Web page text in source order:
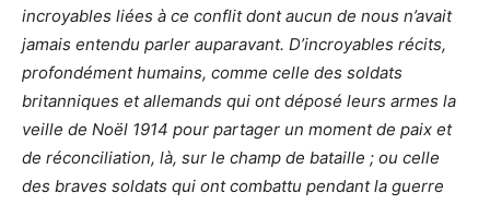
incroyables liées à ce conflit dont aucun de nous n’avait
jamais entendu parler auparavant. D’incroyables récits,
profondément humains, comme celle des soldats
britanniques et allemands qui ont déposé leurs armes la
veille de Noël 1914 pour partager un moment de paix et
de réconciliation, là, sur le champ de bataille ; ou celle
des braves soldats qui ont combattu pendant la guerre